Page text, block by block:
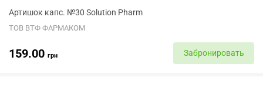
Артишок капс. №30 Solution Pharm
ТОВ ВТФ ФАРМАКОМ
159.00 грн Забронировать